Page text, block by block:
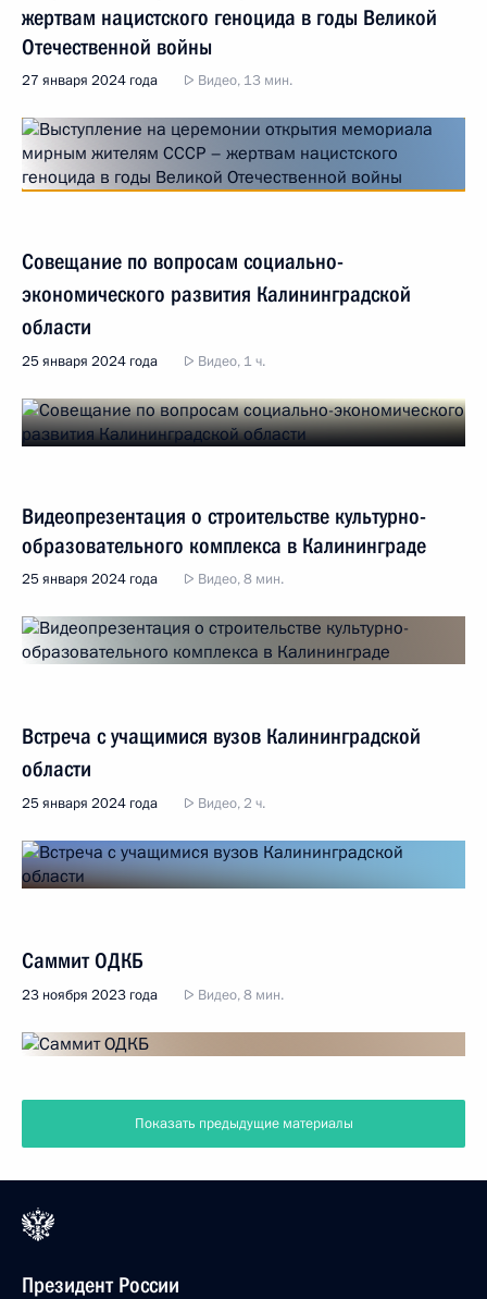
жертвам нацистского геноцида в годы Великой
Отечественной войны
27 января 2024 года Видео, 13 мин.
Совещание по вопросам социально-
экономического развития Калининградской
области
25 января 2024 года Видео, 1 ч.
Видеопрезентация о строительстве культурно-
образовательного комплекса в Калининграде
25 января 2024 года Видео, 8 мин.
Встреча с учащимися вузов Калининградской
области
25 января 2024 года Видео, 2 ч.
Саммит ОДКБ
23 ноября 2023 года Видео, 8 мин.
Показать предыдущие материалы
Президент России